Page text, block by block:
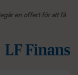
en offert för att få